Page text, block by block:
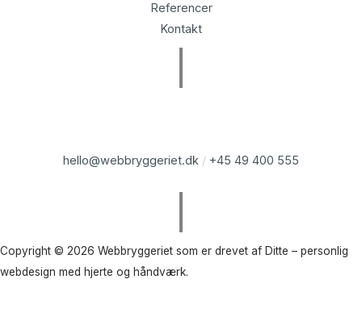
Referencer
Kontakt
hello@webbryggeriet.dk / +45 49 400 555
Copyright © 2026 Webbryggeriet som er drevet af Ditte – personlig
webdesign med hjerte og håndværk.